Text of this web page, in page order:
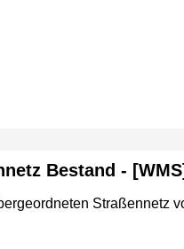
Bestand - [WMS]
Straßennetz